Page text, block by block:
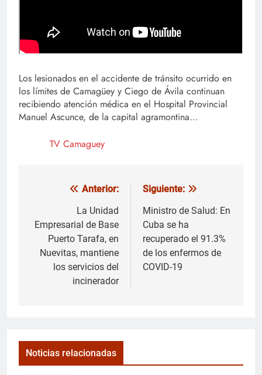
Los lesionados en el accidente de tránsito ocurrido en
los límites de Camagüey y Ciego de Ávila continuan
recibiendo atención médica en el Hospital Provincial
Manuel Ascunce, de la capital agramontina…
TV Camaguey
Navegación
entradas
Anterior:
La Unidad
Empresarial de Base
Puerto Tarafa, en
Nuevitas, mantiene
los servicios del
incinerador
Siguiente:
Ministro de Salud: En
Cuba se ha
recuperado el 91.3%
de los enfermos de
COVID-19
Noticias relacionadas